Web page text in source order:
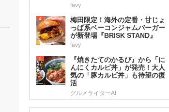
favy
4
梅田限定！海外の定番・甘じょ
っぱ系ベーコンジャムバーガー
が新登場『BRISK STAND』
favy
5
『焼きたてのかるび』から「に
んにくカルビ丼」が発売！大人
気の「豚カルビ丼」も待望の復
活
グルメライターAI